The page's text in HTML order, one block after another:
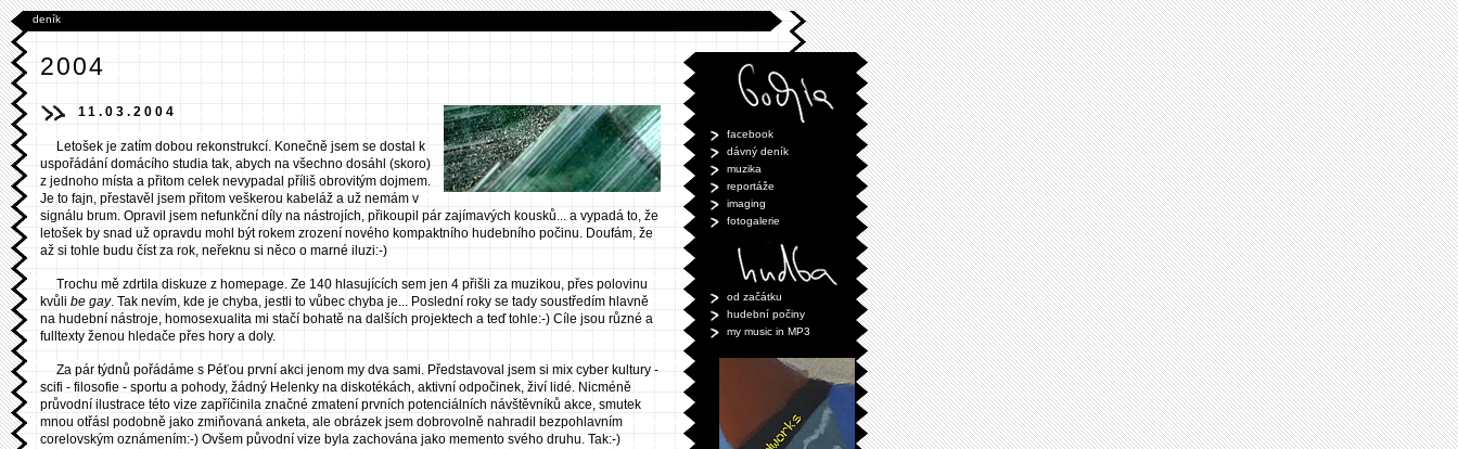
deník
2004
11.03.2004
Letošek je zatím dobou rekonstrukcí. Konečně jsem se dostal k
uspořádání domácího studia tak, abych na všechno dosáhl (skoro)
z jednoho místa a přitom celek nevypadal příliš obrovitým dojmem.
Je to fajn, přestavěl jsem přitom veškerou kabeláž a už nemám v
signálu brum. Opravil jsem nefunkční díly na nástrojích, přikoupil pár zajímavých kousků... a vypadá to, že
letošek by snad už opravdu mohl být rokem zrození nového kompaktního hudebního počinu. Doufám, že
až si tohle budu číst za rok, neřeknu si něco o marné iluzi:-)
Trochu mě zdrtila diskuze z homepage. Ze 140 hlasujících sem jen 4 přišli za muzikou, přes polovinu
kvůli be gay. Tak nevím, kde je chyba, jestli to vůbec chyba je... Poslední roky se tady soustředím hlavně
na hudební nástroje, homosexualita mi stačí bohatě na dalších projektech a teď tohle:-) Cíle jsou různé a
fulltexty ženou hledače přes hory a doly.
Za pár týdnů pořádáme s Péťou první akci jenom my dva sami. Představoval jsem si mix cyber kultury -
scifi - filosofie - sportu a pohody, žádný Helenky na diskotékách, aktivní odpočinek, živí lidé. Nicméně
průvodní ilustrace této vize zapříčinila značné zmatení prvních potenciálních návštěvníků akce, smutek
mnou otřásl podobně jako zmiňovaná anketa, ale obrázek jsem dobrovolně nahradil bezpohlavním
corelovským oznámením:-) Ovšem původní vize byla zachována jako memento svého druhu. Tak:-)
facebook
dávný deník
muzika
reportáže
imaging
fotogalerie
od začátku
hudební počiny
my music in MP3